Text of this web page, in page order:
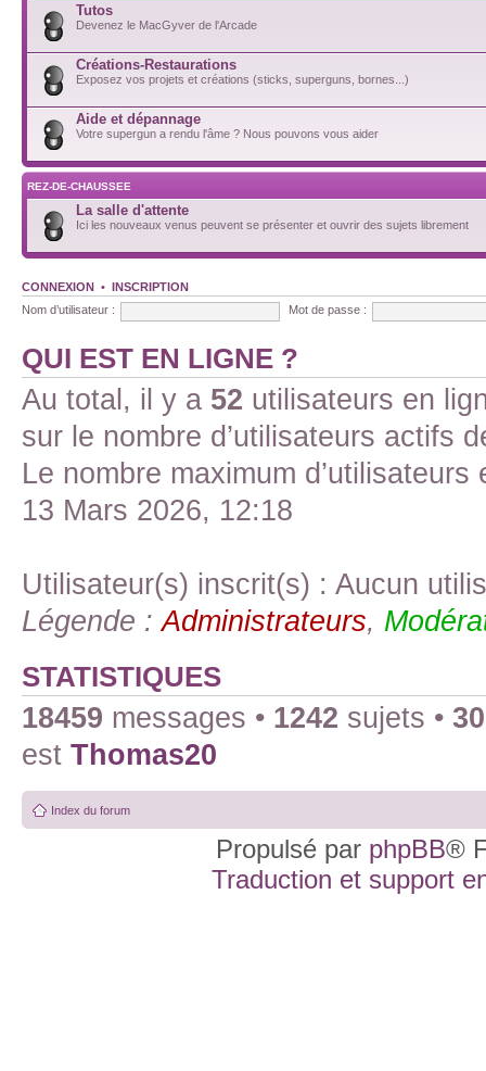
Tutos
Devenez le MacGyver de l'Arcade
Créations-Restaurations
Exposez vos projets et créations (sticks, superguns, bornes...)
Aide et dépannage
Votre supergun a rendu l'âme ? Nous pouvons vous aider
REZ-DE-CHAUSSEE
La salle d'attente
Ici les nouveaux venus peuvent se présenter et ouvrir des sujets librement
CONNEXION • INSCRIPTION
Nom d’utilisateur :
Mot de passe :
QUI EST EN LIGNE ?
Au total, il y a 52 utilisateurs en
sur le nombre d’utilisateurs actifs
Le nombre maximum
13 Mars 2026, 12:18
Utilisateur(s) inscrit(s) : Aucun
Légende :Administrateurs,
STATISTIQUES
18459 messages • 1242 sujets •
est Thomas20
Index du forum
Propulsé par phpBB®
Traduction et support